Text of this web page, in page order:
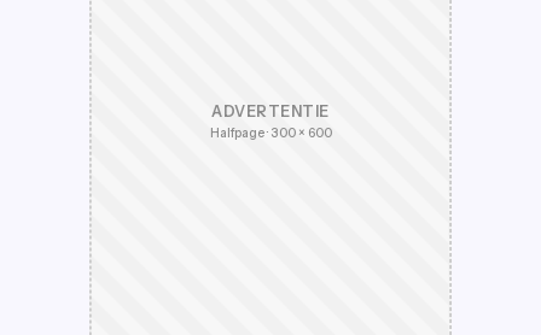
ADVERTENTIE
Halfpage · 300 × 600